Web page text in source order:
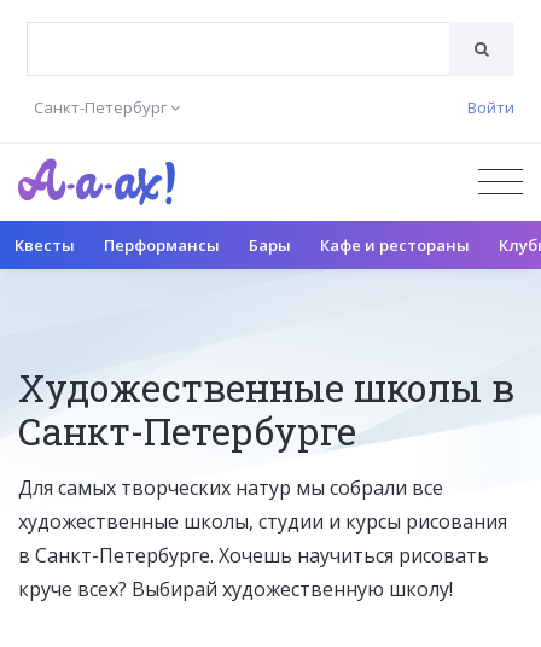
Санкт-Петербург Войти
Квесты Перформансы Бары Кафе и рестораны
Художественные школы в
Санкт-Петербурге
Для самых творческих натур мы собрали все
художественные школы, студии и курсы рисования
в Санкт-Петербурге. Хочешь научиться рисовать
круче всех? Выбирай художественную школу!